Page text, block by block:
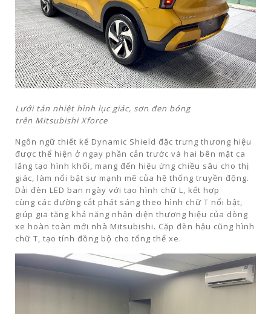
Lưới tản nhiệt hình lục giác, sơn đen bóng
trên Mitsubishi Xforce
Ngôn ngữ thiết kế Dynamic Shield đặc trưng thương hiệu
được thể hiện ở ngay phần cản trước và hai bên mặt ca
lăng tạo hình khối, mang đến hiệu ứng chiều sâu cho thị
giác, làm nổi bật sự mạnh mẽ của hệ thống truyền động.
Dải đèn LED ban ngày với tạo hình chữ L, kết hợp
cùng các đường cắt phát sáng theo hình chữ T nổi bật,
giúp gia tăng khả năng nhận diện thương hiệu của dòng
xe hoàn toàn mới nhà Mitsubishi. Cặp đèn hậu cũng hình
chữ T, tạo tính đồng bộ cho tổng thể xe.